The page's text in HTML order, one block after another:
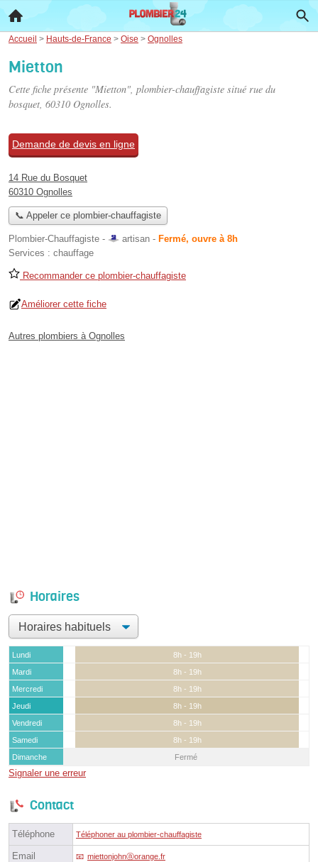
Accueil > Hauts-de-France > Oise > Ognolles
Mietton
Cette fiche présente "Mietton", plombier-chauffagiste situé rue du
bosquet, 60310 Ognolles.
Demande de devis en ligne
14 Rue du Bosquet
60310 Ognolles
📞 Appeler ce plombier-chauffagiste
Plombier-Chauffagiste - artisan - Fermé, ouvre à 8h
Services : chauffage
Recommander ce plombier-chauffagiste
Améliorer cette fiche
Autres plombiers à Ognolles
Horaires
Lundi
8h - 19h
Mardi
8h - 19h
Mercredi
8h - 19h
Jeudi
8h - 19h
Vendredi
8h - 19h
Samedi
8h - 19h
Dimanche
Fermé
Signaler une erreur
Contact
Téléphone Téléphoner au plombier-chauffagiste
Email miettonjohnⓐorange.fr